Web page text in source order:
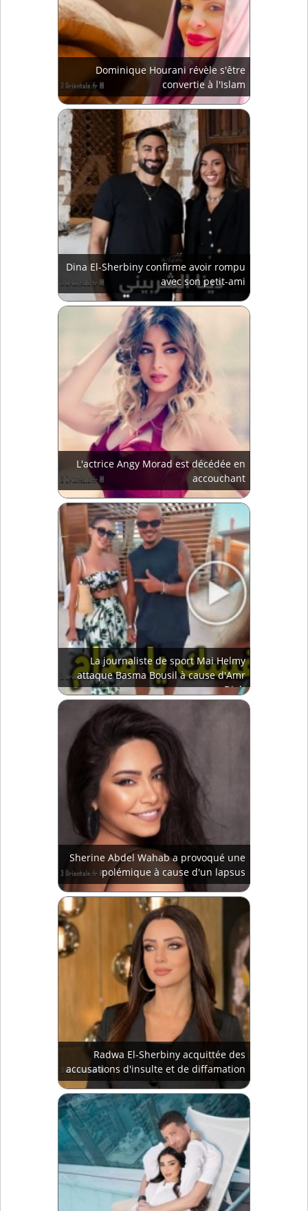
Dominique Hourani révèle s'être
convertie à l'Islam
Dina El-Sherbiny confirme avoir rompu
avec son petit-ami
L'actrice Angy Morad est décédée en
accouchant
La journaliste de sport Mai Helmy
attaque Basma Bousil à cause d'Amr
Diab
Sherine Abdel Wahab a provoqué une
polémique à cause d'un lapsus
Radwa El-Sherbiny acquittée des
accusations d'insulte et de diffamation